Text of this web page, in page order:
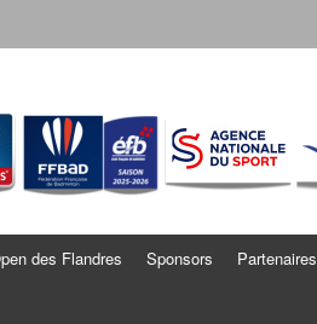
des Flandres Sponsors Partenaires